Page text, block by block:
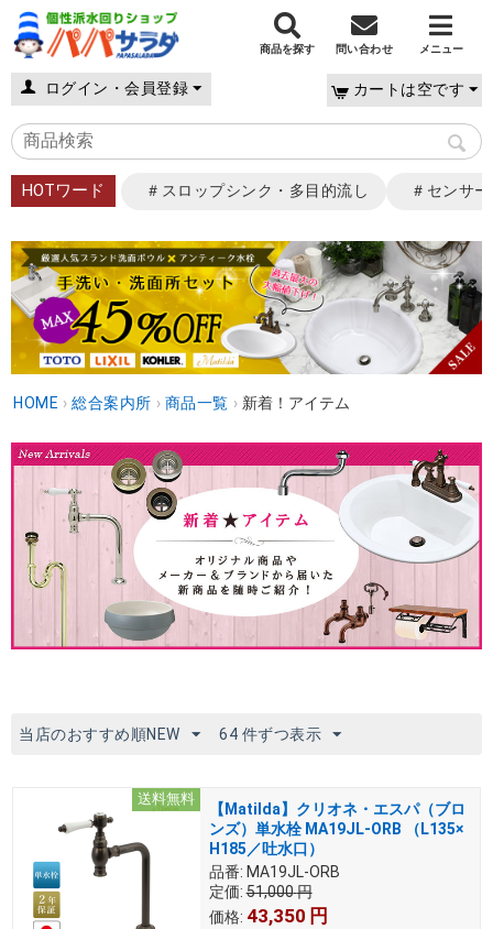
商品を探す 問い合わせ メニュー
ログイン・会員登録 カートは空です
HOTワード ＃スロップシンク・多目的流し ＃センサ
HOME › 総合案内所 › 商品一覧 › 新着！アイテム
当店のおすすめ順NEW 64 件ずつ表示
送料無料
【Matilda】クリオネ・エスパ（ブロ
ンズ）単水栓 MA19JL-ORB （L135×
H185／吐水口）
品番: MA19JL-ORB
定価: 51,000円
価格: 43,350 円